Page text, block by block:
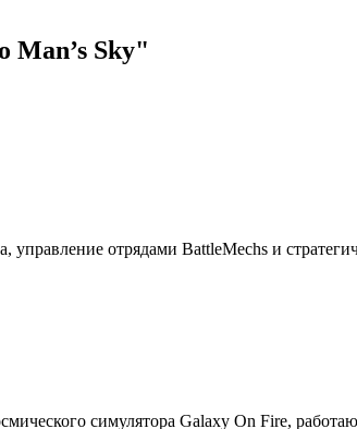
Man’s Sky"
управление отрядами BattleMechs и
симулятора Galaxy On Fire,